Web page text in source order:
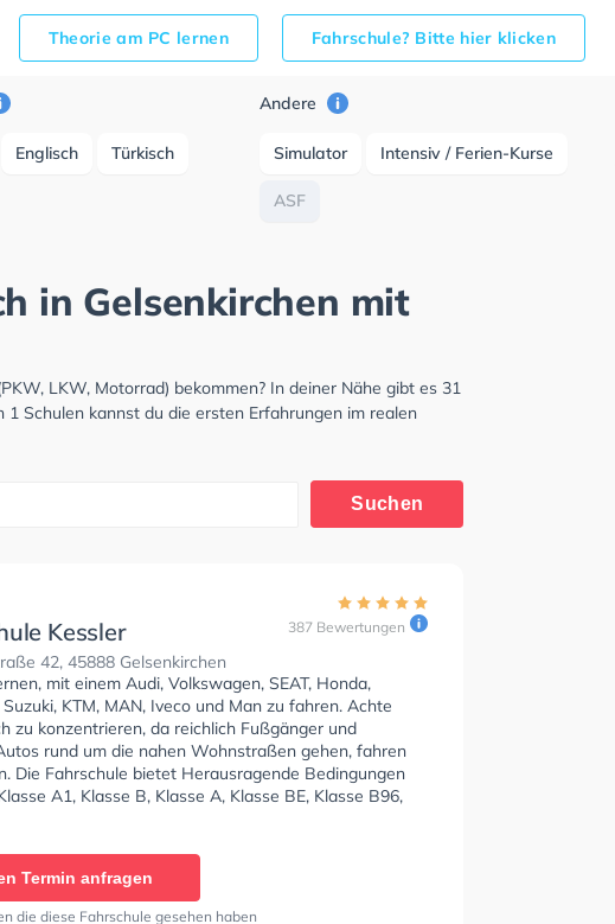
Theorie am PC lernen Fahrschule? Bitte hier klicken
Englisch Türkisch
Andere
Simulator Intensiv / Ferien-Kurse
ASF
in Gelsenkirchen mit
LKW, Motorrad) bekommen? In deiner Nähe gibt es 31
Schulen kannst du die ersten Erfahrungen im realen
Suchen
Kessler
42, 45888 Gelsenkirchen
387 Bewertungen
mit einem Audi, Volkswagen, SEAT, Honda,
KTM, MAN, Iveco und Man zu fahren. Achte
zu konzentrieren, da reichlich Fußgänger und
rund um die nahen Wohnstraßen gehen, fahren
Die Fahrschule bietet Herausragende Bedingungen
A1, Klasse B, Klasse A, Klasse BE, Klasse B96,
Klasse BF17, Klasse A2, Klasse C, Klasse CE, Klasse
C1, Klasse C1E, Klasse DE, Klasse C+CE, Klasse
B197, Klasse ASF und Klasse B197 zu erhalten.
Kurs in der Schule. Wir empfehlen dir auch online-
Termin anfragen
die diese Fahrschule gesehen haben